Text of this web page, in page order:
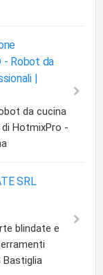
- Robot da
|
da cucina
HotmixPro -
SRL
blindate e
Bastiglia